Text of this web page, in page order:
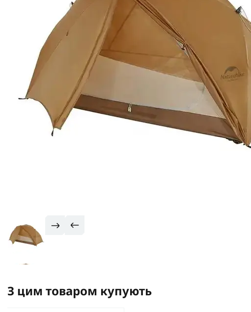
З цим товаром купують